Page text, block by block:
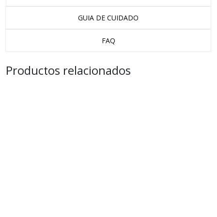
GUIA DE CUIDADO
FAQ
Productos relacionados